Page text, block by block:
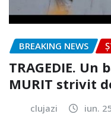
BREAKING NEWS
TRAGEDIE.
MURIT strivit
clujazi iun.